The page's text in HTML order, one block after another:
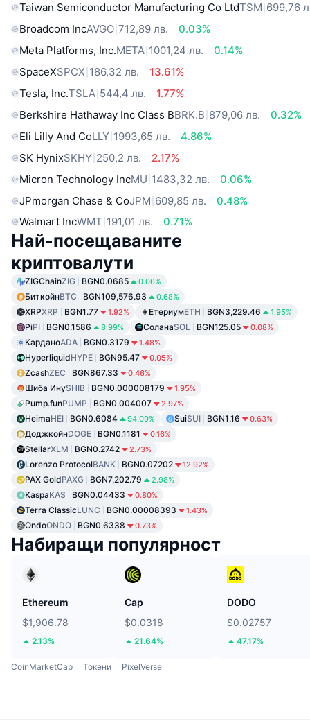
Taiwan Semiconductor Manufacturing Co LtdTSM 699,76
Broadcom IncAVGO 712,89 лв.
0.03%
Meta Platforms, Inc.META 1001,24 лв.
0.14%
SpaceXSPCX 186,32 лв.
13.61%
Tesla, Inc.TSLA 544,4 лв.
1.77%
Berkshire Hathaway Inc Class BBRK.B 879,06 лв.
0.32%
Eli Lilly And CoLLY 1993,65 лв.
4.86%
SK HynixSKHY 250,2 лв.
2.17%
Micron Technology IncMU 1483,32 лв.
0.06%
JPmorgan Chase & CoJPM 609,85 лв.
0.48%
Walmart IncWMT 191,01 лв. 0.71%
Най-посещаваните
криптовалути
ZIGChainZIG BGN0.0685 0.06%
БиткойнBTC BGN109,576.93 0.68%
XRPXRP BGN1.77 1.92% ЕтериумETH BGN3,229.46 1.95%
PiPI BGN0.1586 8.99% СоланаSOL BGN125.05 0.08%
КарданоADA BGN0.3179 1.48%
HyperliquidHYPE BGN95.47 0.05%
ZcashZEC BGN867.33 0.46%
Шиба ИнуSHIB BGN0.000008179 1.95%
Pump.funPUMP BGN0.004007 2.97%
HeimaHEI BGN0.6084 94.09% SuiSUI BGN1.16 0.63%
ДоджкойнDOGE BGN0.1181 0.16%
StellarXLM BGN0.2742 2.73%
Lorenzo ProtocolBANK BGN0.07202 12.92%
PAX GoldPAXG BGN7,202.79 2.98%
KaspaKAS BGN0.04433 0.80%
Terra ClassicLUNC BGN0.00008393 1.43%
OndoONDO BGN0.6338 0.73%
Набиращи популярност
Ethereum
$1,906.78
2.13%
Cap
$0.0318
21.64%
DODO
$0.02757
47.17%
CoinMarketCap Токени PixelVerse